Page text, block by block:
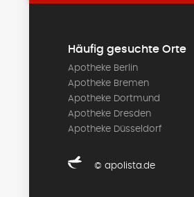
Häufig gesuchte Orte
Apotheke Berlin
Apotheke Bremen
Apotheke Dortmund
Apotheke Dresden
Apotheke Düsseldorf
© apolista.de